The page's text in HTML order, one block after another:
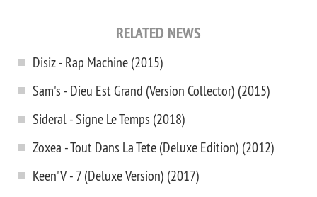
RELATED NEWS
Disiz - Rap Machine (2015)
Sam's - Dieu Est Grand (Version Collector) (2015)
Sideral - Signe Le Temps (2018)
Zoxea - Tout Dans La Tete (Deluxe Edition) (2012)
Keen'V - 7 (Deluxe Version) (2017)